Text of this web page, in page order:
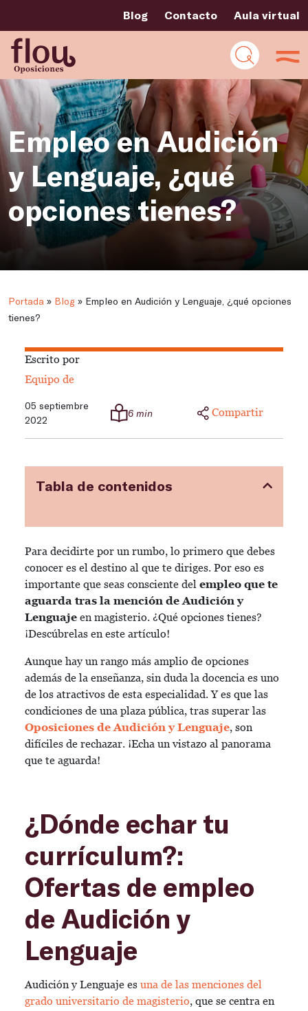
Blog Contacto Aula virtual
Empleo en Audición
y Lenguaje, ¿qué
opciones tienes?
Portada » Blog » Empleo en Audición y Lenguaje, ¿qué opciones
tienes?
Escrito por
Equipo de
05 septiembre
2022
6 min Compartir
Tabla de contenidos
Para decidirte por un rumbo, lo primero que debes
conocer es el destino al que te diriges. Por eso es
importante que seas consciente del empleo que te
aguarda tras la mención de Audición y
Lenguaje en magisterio. ¿Qué opciones tienes?
¡Descúbrelas en este artículo!
Aunque hay un rango más amplio de opciones
además de la enseñanza, sin duda la docencia es uno
de los atractivos de esta especialidad. Y es que las
condiciones de una plaza pública, tras superar las
Oposiciones de Audición y Lenguaje, son
difíciles de rechazar. ¡Echa un vistazo al panorama
que te aguarda!
¿Dónde echar tu
currículum?:
Ofertas de empleo
de Audición y
Lenguaje
Audición y Lenguaje es una de las menciones del
grado universitario de magisterio, que se centra en